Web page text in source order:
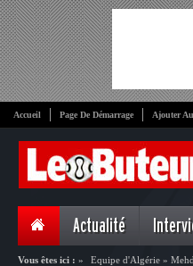
Accueil Page De Démarrage Ajouter
Actualité
Vous êtes ici : » Equipe d'Algérie »